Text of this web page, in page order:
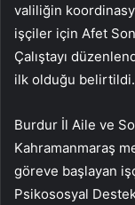
valiliğin
işçiler için Afet
Çalıştayı
ilk olduğu belirtildi.
Burdur İl Aile ve
Kahramanmaraş
göreve başlayan
Psikososyal